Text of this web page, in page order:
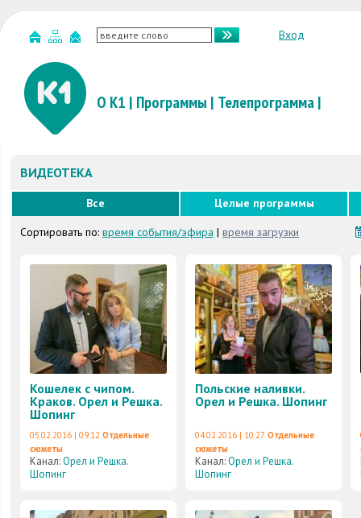
Вход
О К1 | Программы | Телепрограмма|
ВИДЕОТЕКА
Все
Целые программы
Сортировать по: время события/эфира | время загрузки
Кошелек с чипом.
Краков. Орел и Решка.
Шопинг
05.02.2016 | 09:12 Отдельные
сюжеты
Канал:Орел и Решка.
Шопинг
Польские наливки.
Орел и Решка. Шопинг
04.02.2016 | 10:27 Отдельные
сюжеты
Канал:Орел и Решка.
Шопинг